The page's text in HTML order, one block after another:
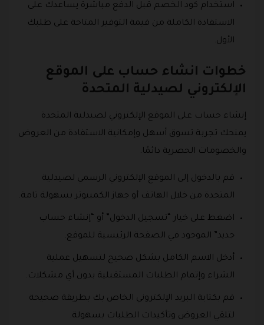
استخدام كود الخصم قبل الدفع مباشرة يساعدك على
الاستفادة الكاملة من قيمة التوفير المتاحة على طلبك
الأول.
خطوات انشاء حساب على الموقع
الإلكتروني لصيدلية المتحدة
إنشاء حساب على الموقع الإلكتروني لصيدلية المتحدة
يمنحك تجربة تسوق أسهل وإمكانية الاستفادة من العروض
والخصومات الحصرية دائمًا.
قم بالدخول إلى الموقع الإلكتروني الرسمي لصيدلية
المتحدة من خلال الهاتف أو جهاز الكمبيوتر بسهولة تامة.
اضغط على خيار “تسجيل الدخول” أو “إنشاء حساب
جديد” الموجود في الصفحة الرئيسية للموقع.
أدخل الاسم الكامل بشكل صحيح لتسهيل عملية
الشراء وإتمام الطلبات المستقبلية بدون أي مشكلات.
قم بكتابة البريد الإلكتروني الخاص بك بطريقة صحيحة
لتلقي العروض وتأكيدات الطلبات بسهولة.